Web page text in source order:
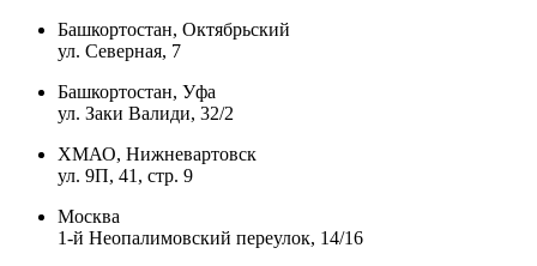
Башкортостан, Октябрьский
ул. Северная, 7
Башкортостан, Уфа
ул. Заки Валиди, 32/2
ХМАО, Нижневартовск
ул. 9П, 41, стр. 9
Москва
1-й Неопалимовский переулок, 14/16